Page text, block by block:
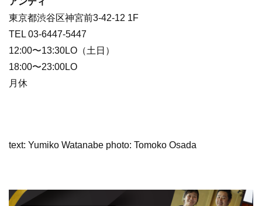
東京都渋谷区神宮前3-42-12 1F
TEL 03-6447-5447
12:00〜13:30LO（土日）
18:00〜23:00LO
月休
text: Yumiko Watanabe photo: Tomoko Osada